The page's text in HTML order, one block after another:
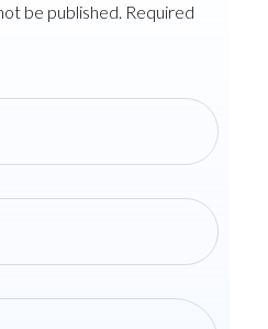
be published. Required